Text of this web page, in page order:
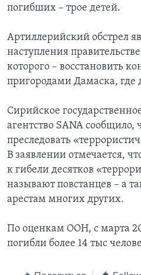
погибших – трое детей.
Артиллерийский обстрел
наступления
которого – восстановить
пригородами Дамаска, где
Сирийское
агентство SANA
преследовать
В заявлении отмечается,
к гибели десятков
называют повстанцев – а
арестам многих других.
По оценкам ООН, с марта
погибли более 14 тыс